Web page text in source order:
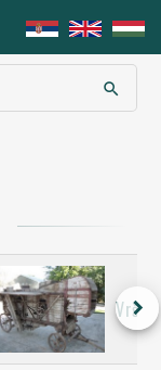
search
keyboard_arrow_right